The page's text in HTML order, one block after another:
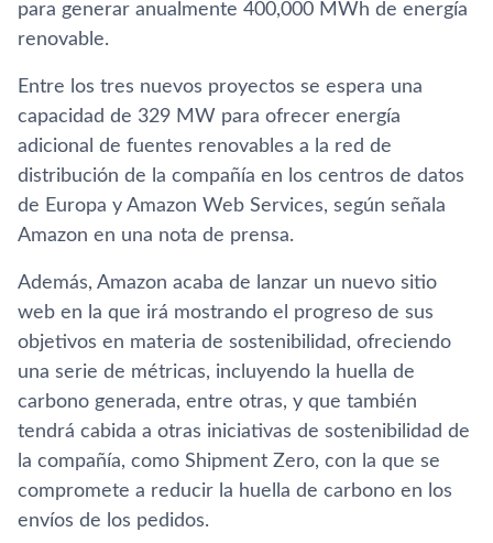
para generar anualmente 400,000 MWh de energía
renovable.
Entre los tres nuevos proyectos se espera una
capacidad de 329 MW para ofrecer energía
adicional de fuentes renovables a la red de
distribución de la compañía en los centros de datos
de Europa y Amazon Web Services, según señala
Amazon en una nota de prensa.
Además, Amazon acaba de lanzar un nuevo sitio
web en la que irá mostrando el progreso de sus
objetivos en materia de sostenibilidad, ofreciendo
una serie de métricas, incluyendo la huella de
carbono generada, entre otras, y que también
tendrá cabida a otras iniciativas de sostenibilidad de
la compañía, como Shipment Zero, con la que se
compromete a reducir la huella de carbono en los
envíos de los pedidos.